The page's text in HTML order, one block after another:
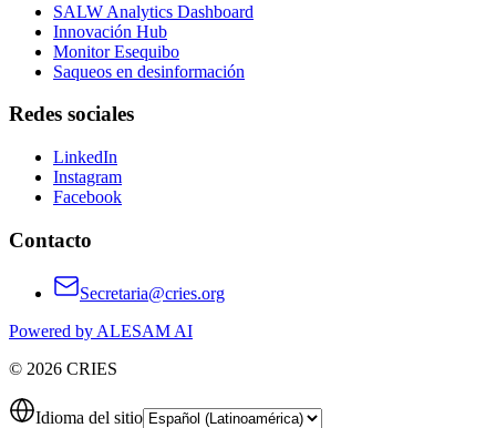
SALW Analytics Dashboard
Innovación Hub
Monitor Esequibo
Saqueos en desinformación
Redes sociales
LinkedIn
Instagram
Facebook
Contacto
Secretaria@cries.org
Powered by ALESAM AI
© 2026 CRIES
Idioma del sitio